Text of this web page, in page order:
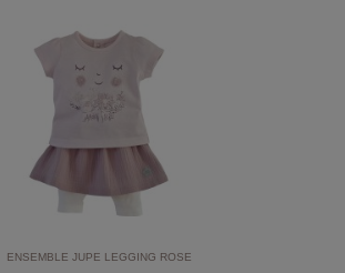
ENSEMBLE JUPE LEGGING ROSE